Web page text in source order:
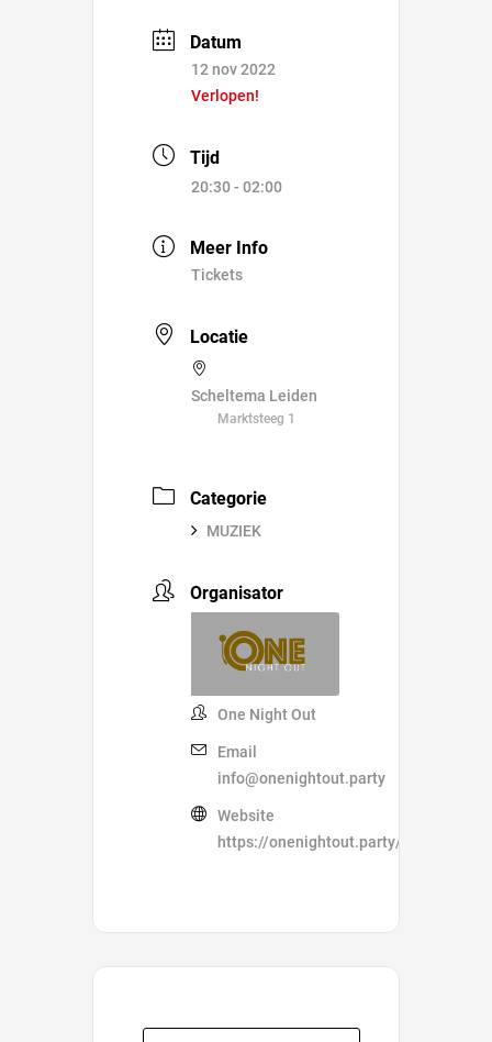
Datum
12 nov 2022
Verlopen!
Tijd
20:30 - 02:00
Meer Info
Tickets
Locatie
Scheltema Leiden
Marktsteeg 1
Categorie
MUZIEK
Organisator
One Night Out
Email
info@onenightout.party
Website
https://onenightout.party/